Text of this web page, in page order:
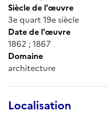
Siècle de l'œuvre
3e quart 19e siècle
Date de l'œuvre
1862 ; 1867
Domaine
architecture
Localisation